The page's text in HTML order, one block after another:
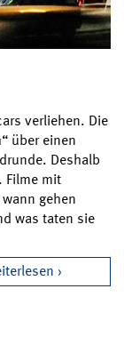
verliehen. Die
über einen
Deshalb
Filme mit
gehen
was taten sie